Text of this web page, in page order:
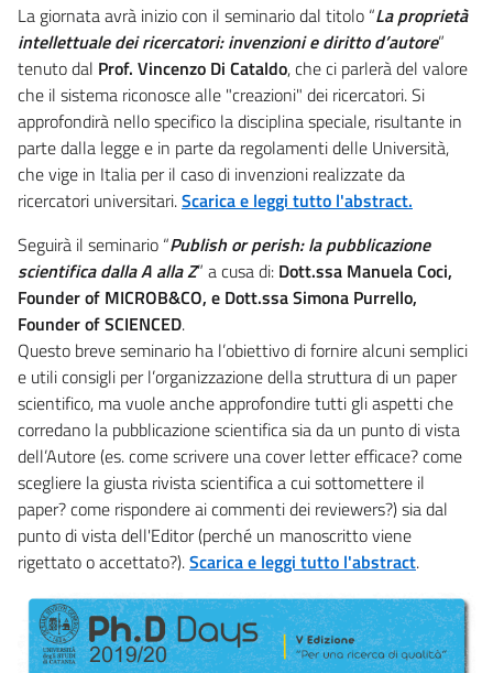
La giornata avrà inizio con il seminario dal titolo “La proprietà
intellettuale dei ricercatori: invenzioni e diritto d’autore”
tenuto dal Prof. Vincenzo Di Cataldo, che ci parlerà del valore
che il sistema riconosce alle "creazioni" dei ricercatori. Si
approfondirà nello specifico la disciplina speciale, risultante in
parte dalla legge e in parte da regolamenti delle Università,
che vige in Italia per il caso di invenzioni realizzate da
ricercatori universitari.Scarica e leggi tutto l'abstract.
Seguirà il seminario “Publish or perish: la pubblicazione
scientifica dalla A alla Z” a cusa di: Dott.ssa Manuela Coci,
Founder of MICROB&CO, e Dott.ssa Simona Purrello,
Founder of SCIENCED.
Questo breve seminario ha l’obiettivo di fornire alcuni semplici
e utili consigli per l’organizzazione della struttura di un paper
scientifico, ma vuole anche approfondire tutti gli aspetti che
corredano la pubblicazione scientifica sia da un punto di vista
dell’Autore (es. come scrivere una cover letter efficace? come
scegliere la giusta rivista scientifica a cui sottomettere il
paper? come rispondere ai commenti dei reviewers?) sia dal
punto di vista dell'Editor (perché un manoscritto viene
rigettato o accettato?).Scarica e leggi tutto l'abstract.